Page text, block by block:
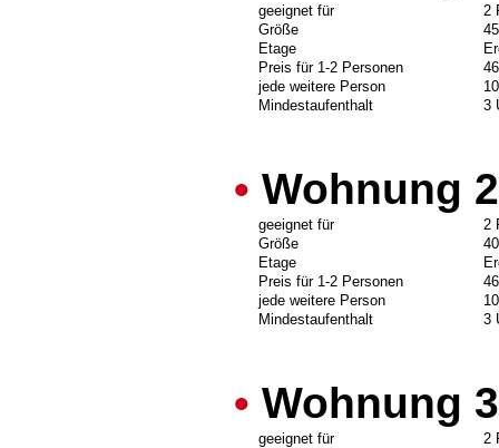
geeignet für
2
Größe
Etage
Preis für 1-2 Personen
jede weitere Person
Mindestaufenthalt
3
• Wohnung
geeignet für
2
Größe
Etage
Preis für 1-2 Personen
jede weitere Person
Mindestaufenthalt
3
• Wohnung
geeignet für
2